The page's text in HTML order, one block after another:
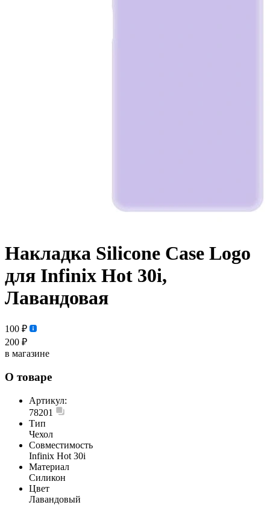
Накладка Silicone Case Logo
для Infinix Hot 30i,
Лавандовая
100 ₽
200 ₽
в магазине
О товаре
Артикул:
78201
Тип
Чехол
Совместимость
Infinix Hot 30i
Материал
Силикон
Цвет
Лавандовый